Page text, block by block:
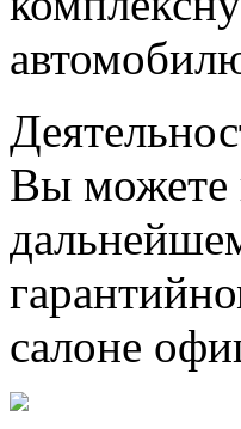
Вы можете
салоне